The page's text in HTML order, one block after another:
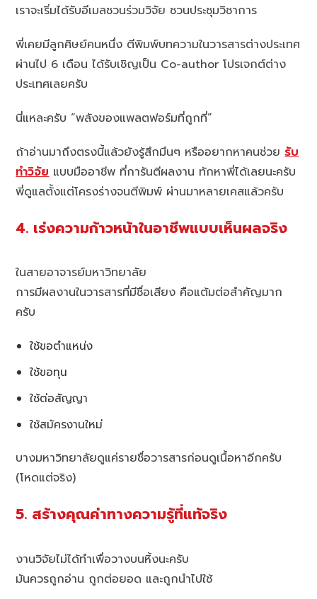
เราจะเริ่มได้รับอีเมลชวนร่วมวิจัย ชวนประชุมวิชาการ
พี่เคยมีลูกศิษย์คนหนึ่ง ตีพิมพ์บทความในวารสารต่างประเทศ
ผ่านไป 6 เดือน ได้รับเชิญเป็น Co-author โปรเจกต์ต่าง
ประเทศเลยครับ
นี่แหละครับ “พลังของแพลตฟอร์มที่ถูกที่”
ถ้าอ่านมาถึงตรงนี้แล้วยังรู้สึกมึนๆ หรืออยากหาคนช่วยรับ
ทำวิจัยแบบมืออาชีพ ที่การันตีผลงาน ทักหาพี่ได้เลยนะครับ
พี่ดูแลตั้งแต่โครงร่างจนตีพิมพ์ ผ่านมาหลายเคสแล้วครับ
4. เร่งความก้าวหน้าในอาชีพแบบเห็นผลจริง
ในสายอาจารย์มหาวิทยาลัย
การมีผลงานในวารสารที่มีชื่อเสียง คือแต้มต่อสำคัญมาก
ครับ
ใช้ขอตำแหน่ง
ใช้ขอทุน
ใช้ต่อสัญญา
ใช้สมัครงานใหม่
บางมหาวิทยาลัยดูแค่รายชื่อวารสารก่อนดูเนื้อหาอีกครับ
(โหดแต่จริง)
5. สร้างคุณค่าทางความรู้ที่แท้จริง
งานวิจัยไม่ได้ทำเพื่อวางบนหิ้งนะครับ
มันควรถูกอ่าน ถูกต่อยอด และถูกนำไปใช้